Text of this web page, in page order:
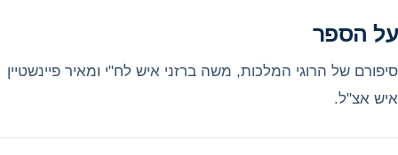
על הספר
סיפורם של הרוגי המלכות, משה ברזני איש לח"י ומאיר פיינשטיין
איש אצ"ל.